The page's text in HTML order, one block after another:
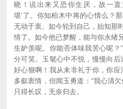
晓！说出来又恐你生厌，故一
堪’了。你知柏木中将的心情么？
无动于衷。如今轮到自己，始知那
情了。如今他已梦醒，能与你永绪
生妒羡呢。你能否体味我苦心呢
分可笑。玉髦心中不悦，慢慢向
好心狠啊！我从未非礼于你，你应
多叙衷情，但闻玉勇道：“我心清
只得长叹，无奈归去。